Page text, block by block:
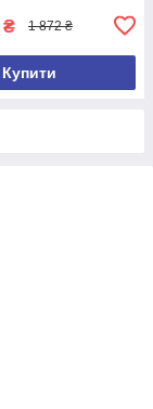
₴ 1 872 ₴
Купити